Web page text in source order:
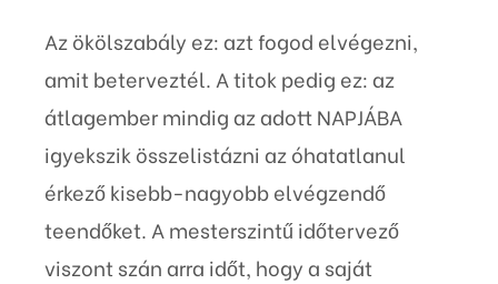
Az ökölszabály ez: azt fogod elvégezni,
amit beterveztél. A titok pedig ez: az
átlagember mindig az adott NAPJÁBA
igyekszik összelistázni az óhatatlanul
érkező kisebb-nagyobb elvégzendő
teendőket. A mesterszintű időtervező
viszont szán arra időt, hogy a saját